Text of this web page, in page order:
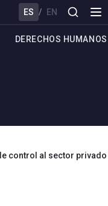
ES / EN
DERECHOS HUMANOS
control al sector privado